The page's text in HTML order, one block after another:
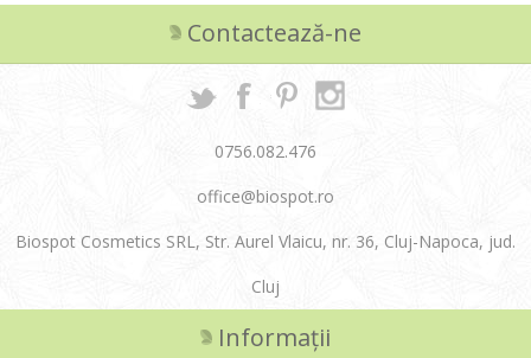
Contactează-ne
0756.082.476
office@biospot.ro
Biospot Cosmetics SRL, Str. Aurel Vlaicu, nr. 36, Cluj-Napoca, jud.
Cluj
Informații